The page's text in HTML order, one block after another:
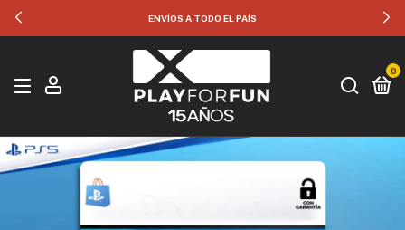
ENVÍOS A TODO EL PAÍS
0